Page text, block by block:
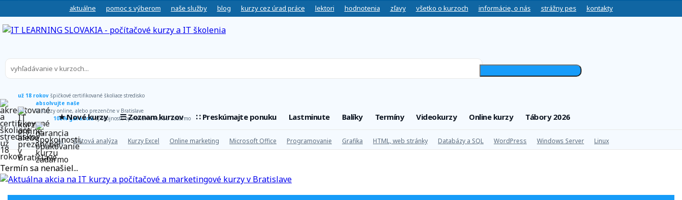
aktuálne pomoc s výberom naše služby blog kurzy cez úrad práce lektori hodnotenia zľavy všetko o kurzoch informácie, o nás strážny pes kontakty
už 18 rokov špičkové certifikované školiace stredisko
absolvujte naše
IT kurzy online, alebo prezenčne v Bratislave
100% garanciaspokojnosti, opakovanie kurzu zadarmo
★ Nové kurzy ☰ Zoznam kurzov ∷ Preskúmajte ponuku Lastminute Balíky Termíny Videokurzy Online kurzy Tábory 2026
AI Dátová analýza Kurzy Excel Online marketing Microsoft Office Programovanie Grafika HTML, web stránky Databázy a SQL WordPress Windows Server Linux
Termín sa nenašiel...